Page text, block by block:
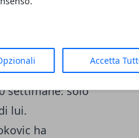
Accetta
il
2004 e il
sul gradino
2018). A
settimane: solo
lui.
ha